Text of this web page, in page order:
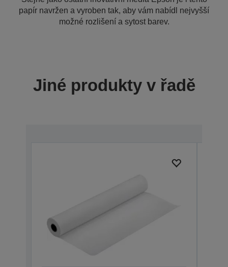
papír navržen a vyroben tak, aby vám nabídl nejvyšší
možné rozlišení a sytost barev.
Jiné produkty v řadě